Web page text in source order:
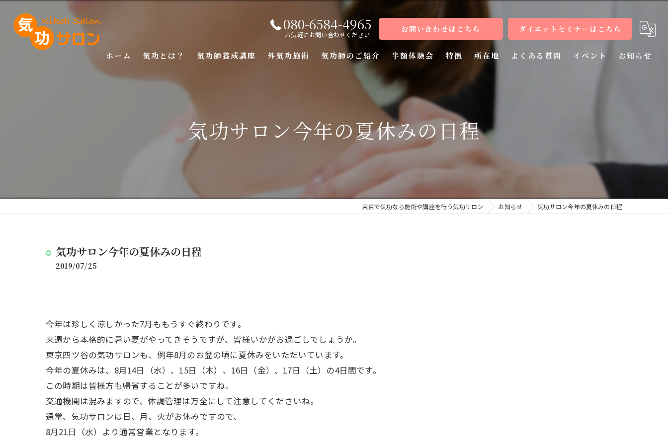
080-6584-4965
お気軽にお問い合わせください
お問い合わせはこちら ダイエットセミナーはこちら
ホーム 気功とは？ 気功師養成講座
応用講座
外気功施術 気功師のご紹介 半額体験会 特徴
病気
教室
所在地 よくある質問 イベント お知らせ
気功サロン今年の夏休みの日程
東京で気功なら施術や講座を行う気功サロン お知らせ 気功サロン今年の夏休みの日程
気功サロン今年の夏休みの日程
2019/07/25
今年は珍しく涼しかった7月ももうすぐ終わりです。
来週から本格的に暑い夏がやってきそうですが、皆様いかがお過ごしでしょうか。
東京四ツ谷の気功サロンも、例年8月のお盆の頃に夏休みをいただいています。
今年の夏休みは、8月14日（水）、15日（木）、16日（金）、17日（土）の4日間です。
この時期は皆様方も帰省することが多いですね。
交通機関は混みますので、体調管理は万全にして注意してくださいね。
通常、気功サロンは日、月、火がお休みですので、
8月21日（水）より通常営業となります。